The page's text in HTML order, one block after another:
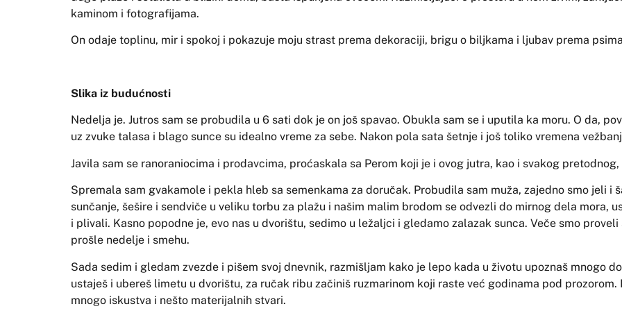
kaminom i fotografijama.
On odaje toplinu, mir i spokoj i pokazuje moju strast prema dekoraciji, brigu o biljkama i ljubav prema
Slika iz budućnosti
Nedelja je. Jutros sam se probudila u 6 sati dok je on još spavao. Obukla sam se i uputila ka moru. O da,
uz zvuke talasa i blago sunce su idealno vreme za sebe. Nakon pola sata šetnje i još toliko vremena
Javila sam se ranoraniocima i prodavcima, proćaskala sa Perom koji je i ovog jutra, kao i svakog
Spremala sam gvakamole i pekla hleb sa semenkama za doručak. Probudila sam muža, zajedno smo jeli i
sunčanje, šešire i sendviče u veliku torbu za plažu i našim malim brodom se odvezli do mirnog dela mora,
i plivali. Kasno popodne je, evo nas u dvorištu, sedimo u ležaljci i gledamo zalazak sunca. Veče smo
prošle nedelje i smehu.
Sada sedim i gledam zvezde i pišem svoj dnevnik, razmišljam kako je lepo kada u životu upoznaš mnogo
ustaješ i ubereš limetu u dvorištu, za ručak ribu začiniš ruzmarinom koji raste već godinama pod
mnogo iskustva i nešto materijalnih stvari.